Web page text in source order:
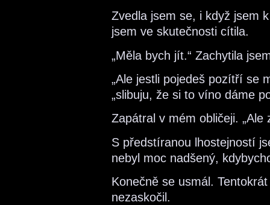
Zvedla jsem se, i když jsem
jsem ve skutečnosti cítila.
„Měla bych jít.“ Zachytila
„Ale jestli pojedeš pozítří se
„slibuju, že si to víno dáme
Zapátral v mém obličeji. „Ale
S předstíranou lhostejností
nebyl moc nadšený,
Konečně se usmál.
nezaskočil.